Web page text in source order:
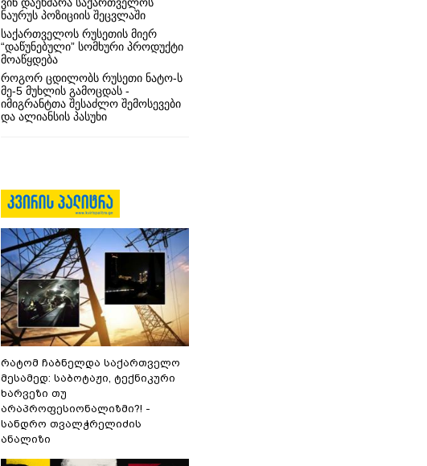
ნაურუს პოზიციის შეცვლაში
საქართველოს რუსეთის მიერ
“დაწუნებული” სომხური პროდუქტი
მოაწყდება
როგორ ცდილობს რუსეთი ნატო-ს
მე-5 მუხლის გამოცდას -
იმიგრანტთა შესაძლო შემოსევები
და ალიანსის პასუხი
რატომ ჩაბნელდა საქართველო
მესამედ: საბოტაჟი, ტექნიკური
ხარვეზი თუ
არაპროფესიონალიზმი?! -
სანდრო თვალჭრელიძის
ანალიზი